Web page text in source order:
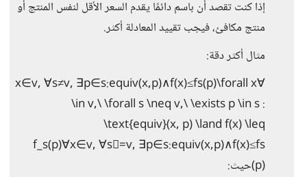
إذا كنت تقصد أن باسم دائمًا يقدم السعر الأقل لنفس المنتج أو
منتج مكافئ، فيجب تقييد المعادلة أكثر.
مثال أكثر دقة:
∀x∈v, ∀s≠v, ∃p∈s:equiv(x,p)∧f(x)≤fs(p)\forall x
\in v,\ \forall s \neq v,\ \exists p \in s :
\text{equiv}(x, p) \land f(x) \leq
f_s(p)∀x∈v, ∀s=v, ∃p∈s:equiv(x,p)∧f(x)≤fs​
(p)حيث: